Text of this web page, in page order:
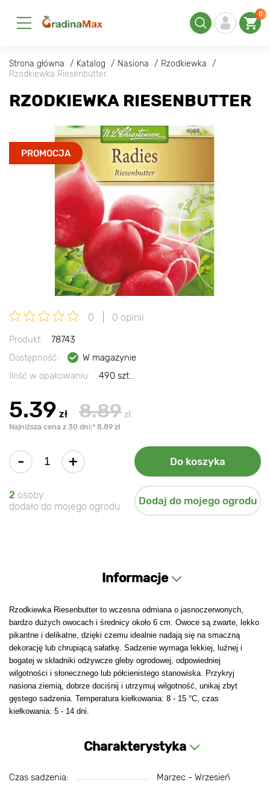
0
Strona główna Katalog Nasiona
Rzodkiewka
Rzodkiewka Riesenbutter
RZODKIEWKA RIESENBUTTER
PROMOCJA
0 0 opinii
Produkt:
78743
Dostępność:
W magazynie
Ilość w opakowaniu:
490 szt..
5.39 zł 8.89 zł
Najniższa cena z 30 dni:* 8.89 zł
- + Do koszyka
2 osoby
dodało do mojego ogrodu
Dodaj do mojego ogrodu
Informacje
Rzodkiewka Riesenbutter to wczesna odmiana o jasnoczerwonych,
bardzo dużych owocach i średnicy około 6 cm. Owoce są zwarte, lekko
pikantne i delikatne, dzięki czemu idealnie nadają się na smaczną
dekorację lub chrupiącą sałatkę. Sadzenie wymaga lekkiej, luźnej i
bogatej w składniki odżywcze gleby ogrodowej, odpowiedniej
wilgotności i słonecznego lub półcienistego stanowiska. Przykryj
nasiona ziemią, dobrze dociśnij i utrzymuj wilgotność, unikaj zbyt
gęstego sadzenia. Temperatura kiełkowania: 8 - 15 °C, czas
kiełkowania: 5 - 14 dni.
Charakterystyka
Czas sadzenia:
Marzec - Wrzesień